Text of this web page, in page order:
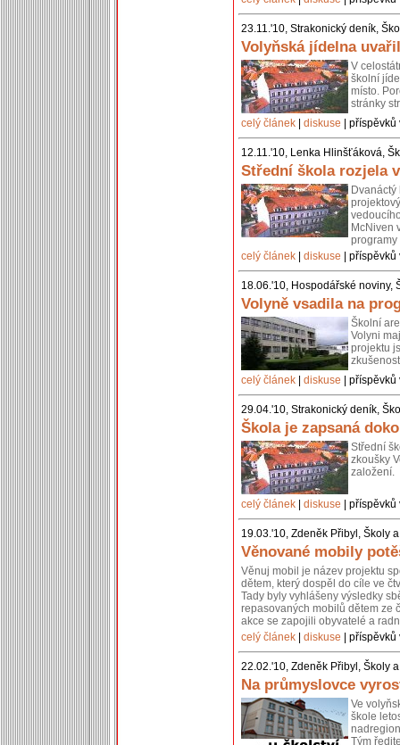
23.11.'10, Strakonický deník,
Volyňská jídelna
V
školní
místo.
stránky
celý článek
diskuse |
12.11.'10, Lenka Hlinšťáková,
Střední škola rozjela
McNiven
programy
celý článek
diskuse |
18.06.'10, Hospodářské noviny,
Volyně vsadila na
Školní
Volyni
projektu
celý článek
diskuse |
29.04.'10, Strakonický deník,
Škola je zapsaná
Střední
zkoušky
založení.
celý článek diskuse |
19.03.'10, Zdeněk Přibyl, Školy
Věnované mobily
Věnuj mobil je název projektu
dětem, který dospěl do cíle ve
Tady byly vyhlášeny výsledky
repasovaných mobilů dětem ze
akce se zapojili obyvatelé a
celý článek
diskuse |
22.02.'10, Zdeněk Přibyl, Školy
Na průmyslovce
Ve
škole
Tým